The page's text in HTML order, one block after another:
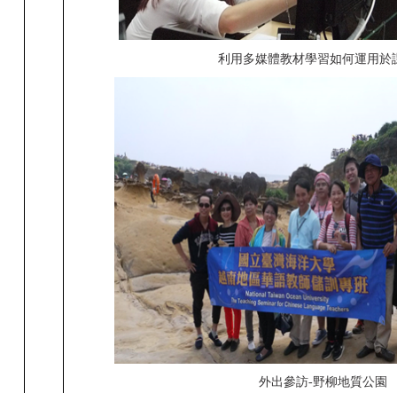
利用多媒體教材學習如何運用於
外出參訪-野柳地質公園